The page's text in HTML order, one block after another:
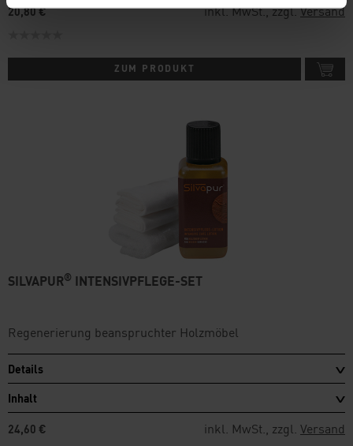
20,80 €
inkl. MwSt., zzgl.Versand
ZUM PRODUKT
SILVAPUR® INTENSIVPFLEGE-SET
Regenerierung beanspruchter Holzmöbel
Details
Inhalt
24,60 €
inkl. MwSt., zzgl. Versand